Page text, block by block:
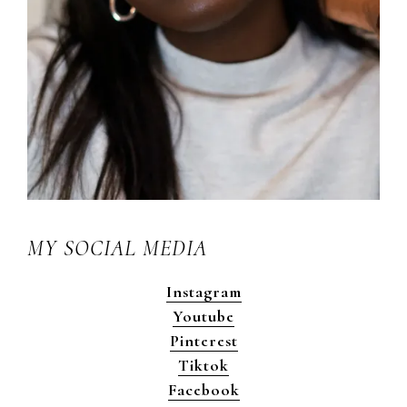
MY SOCIAL MEDIA
Instagram
Youtube
Pinterest
Tiktok
Facebook